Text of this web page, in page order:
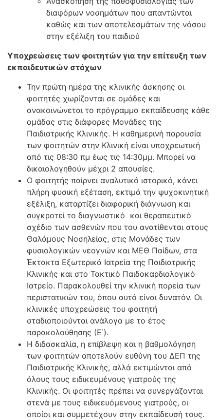
διαφόρων νοσημάτων που απαντώνται
καθώς και των αποτελεσμάτων της νόσου
στην εξέλιξη του παιδιού
Υποχρεώσεις των φοιτητών για την επίτευξη των
εκπαιδευτικών στόχων
Την πρώτη ημέρα της κλινικής άσκησης οι
φοιτητές χωρίζονται σε ομάδες και
ανακοινώνεται το πρόγραμμα εκπαίδευσης κάθε
ομάδας στις διάφορες Μονάδες της
Παιδιατρικής Κλινικής. Η καθημερινή παρουσία
των φοιτητών στην Κλινική είναι υποχρεωτική
από τις 08:30 πμ έως τις 14:30μμ. Μπορεί να
δικαιολογηθούν μέχρι 2 απουσίες.
Ο φοιτητής παίρνει αναλυτικό ιστορικό, κάνει
πλήρη φυσική εξέταση, εκτιμά την ψυχοκινητική
εξέλιξη, καταρτίζει διαφορική διάγνωση και
συγκροτεί το διαγνωστικό και θεραπευτικό
σχέδιο των ασθενών που του ανατίθενται στους
Θαλάμους Νοσηλείας, στις Μονάδες των
φυσιολογικών νεογνών και ΜΕΘ Παίδων, στα
Έκτακτα Εξωτερικά Ιατρεία της Παιδιατρικής
Κλινικής και στο Τακτικό Παιδοκαρδιολογικό
Ιατρείο. Παρακολουθεί την κλινική πορεία των
περιστατικών του, όπου αυτό είναι δυνατόν. Οι
κλινικές υποχρεώσεις του φοιτητή
σταδιοποιούνται ανάλογα με το έτος
παρακολούθησης (Ε΄).
Η διδασκαλία, η επίβλεψη και η βαθμολόγηση
των φοιτητών αποτελούν ευθύνη του ΔΕΠ της
Παιδιατρικής Κλινικής, αλλά εκτιμώνται από
όλους τους ειδικευμένους γιατρούς της
Κλινικής. Οι φοιτητές πρέπει να συνεργάζονται
στενά με τους ειδικευόμενους γιατρούς, οι
οποίοι και συμμετέχουν στην εκπαίδευσή τους.